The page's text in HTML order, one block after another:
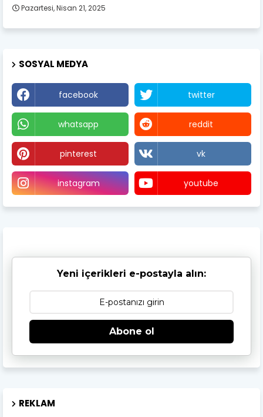
Pazartesi, Nisan 21, 2025
SOSYAL MEDYA
facebook twitter
whatsapp reddit
pinterest vk
instagram youtube
Yeni içerikleri e-postayla alın:
Abone ol
REKLAM